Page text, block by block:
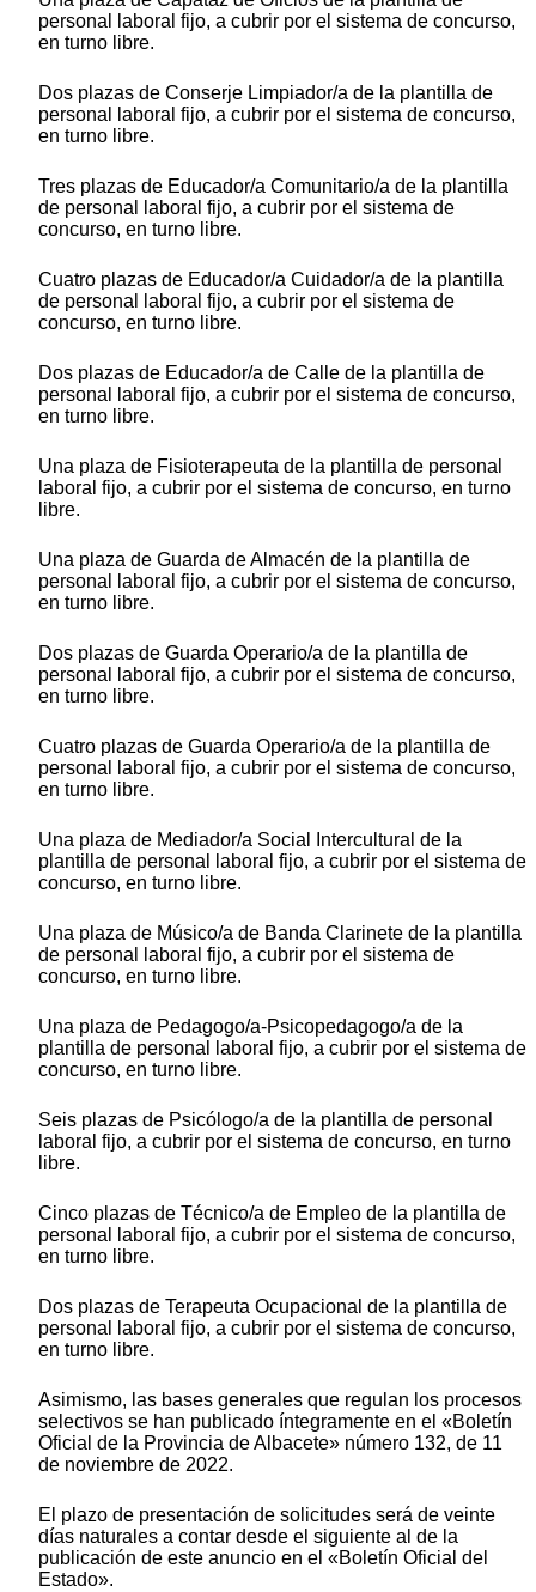
personal laboral fijo, a cubrir por el sistema de concurso,
en turno libre.
Dos plazas de Conserje Limpiador/a de la plantilla de
personal laboral fijo, a cubrir por el sistema de concurso,
en turno libre.
Tres plazas de Educador/a Comunitario/a de la plantilla
de personal laboral fijo, a cubrir por el sistema de
concurso, en turno libre.
Cuatro plazas de Educador/a Cuidador/a de la plantilla
de personal laboral fijo, a cubrir por el sistema de
concurso, en turno libre.
Dos plazas de Educador/a de Calle de la plantilla de
personal laboral fijo, a cubrir por el sistema de concurso,
en turno libre.
Una plaza de Fisioterapeuta de la plantilla de personal
laboral fijo, a cubrir por el sistema de concurso, en turno
libre.
Una plaza de Guarda de Almacén de la plantilla de
personal laboral fijo, a cubrir por el sistema de concurso,
en turno libre.
Dos plazas de Guarda Operario/a de la plantilla de
personal laboral fijo, a cubrir por el sistema de concurso,
en turno libre.
Cuatro plazas de Guarda Operario/a de la plantilla de
personal laboral fijo, a cubrir por el sistema de concurso,
en turno libre.
Una plaza de Mediador/a Social Intercultural de la
plantilla de personal laboral fijo, a cubrir por el sistema de
concurso, en turno libre.
Una plaza de Músico/a de Banda Clarinete de la plantilla
de personal laboral fijo, a cubrir por el sistema de
concurso, en turno libre.
Una plaza de Pedagogo/a-Psicopedagogo/a de la
plantilla de personal laboral fijo, a cubrir por el sistema de
concurso, en turno libre.
Seis plazas de Psicólogo/a de la plantilla de personal
laboral fijo, a cubrir por el sistema de concurso, en turno
libre.
Cinco plazas de Técnico/a de Empleo de la plantilla de
personal laboral fijo, a cubrir por el sistema de concurso,
en turno libre.
Dos plazas de Terapeuta Ocupacional de la plantilla de
personal laboral fijo, a cubrir por el sistema de concurso,
en turno libre.
Asimismo, las bases generales que regulan los procesos
selectivos se han publicado íntegramente en el «Boletín
Oficial de la Provincia de Albacete» número 132, de 11
de noviembre de 2022.
El plazo de presentación de solicitudes será de veinte
días naturales a contar desde el siguiente al de la
publicación de este anuncio en el «Boletín Oficial del
Estado».